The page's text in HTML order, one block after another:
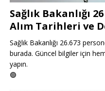
Sağlık Bakanlığı
Alım Tarihleri ve
Sağlık Bakanlığı 26.673
burada. Güncel bilgiler için
yapın.
🟢